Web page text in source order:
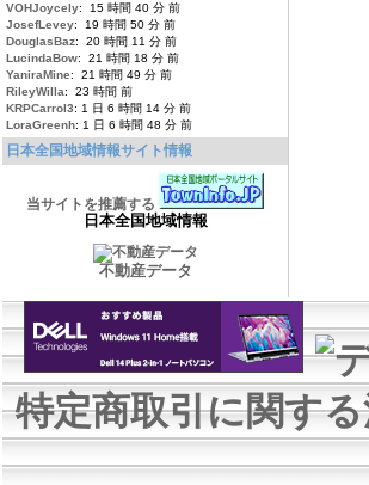
VOHJoycely: 15 時間 40 分 前
JosefLevey: 19 時間 50 分 前
DouglasBaz: 20 時間 11 分 前
LucindaBow: 21 時間 18 分 前
YaniraMine: 21 時間 49 分 前
RileyWilla: 23 時間 前
KRPCarrol3: 1 日 6 時間 14 分 前
LoraGreenh: 1 日 6 時間 48 分 前
日本全国地域情報サイト情報
当サイトを推薦する
日本全国地域情報
不動産データ
特定商取引に関す